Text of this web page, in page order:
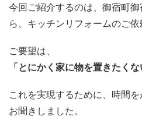
今回ご紹介するのは、御宿町
ら、キッチンリフォームのご依
ご要望は、
「とにかく家に物を置きたく
これを実現するために、時間
お聞きしました。